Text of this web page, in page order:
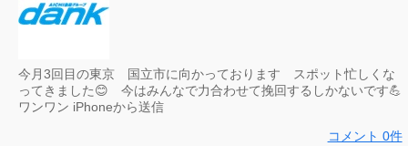
今月3回目の東京 国立市に向かっております スポット忙しくな
ってきました😊 今はみんなで力合わせて挽回するしかないです💪
ワンワン iPhoneから送信
コメント 0件